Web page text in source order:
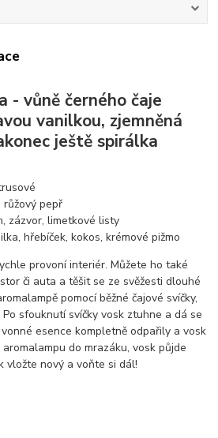
- vůně černého čaje
vanilkou, zjemněná
ještě spirálka
růžový pepř
zázvor, limetkové listy
hřebíček, kokos, krémové pižmo
provoní interiér. Můžete ho také
či auta a těšit se ze svěžesti dlouhé
pomocí běžné čajové svíčky,
sfouknutí svíčky vosk ztuhne a dá se
esence kompletně odpařily a vosk
do mrazáku, vosk půjde
vložte nový a voňte si dál!